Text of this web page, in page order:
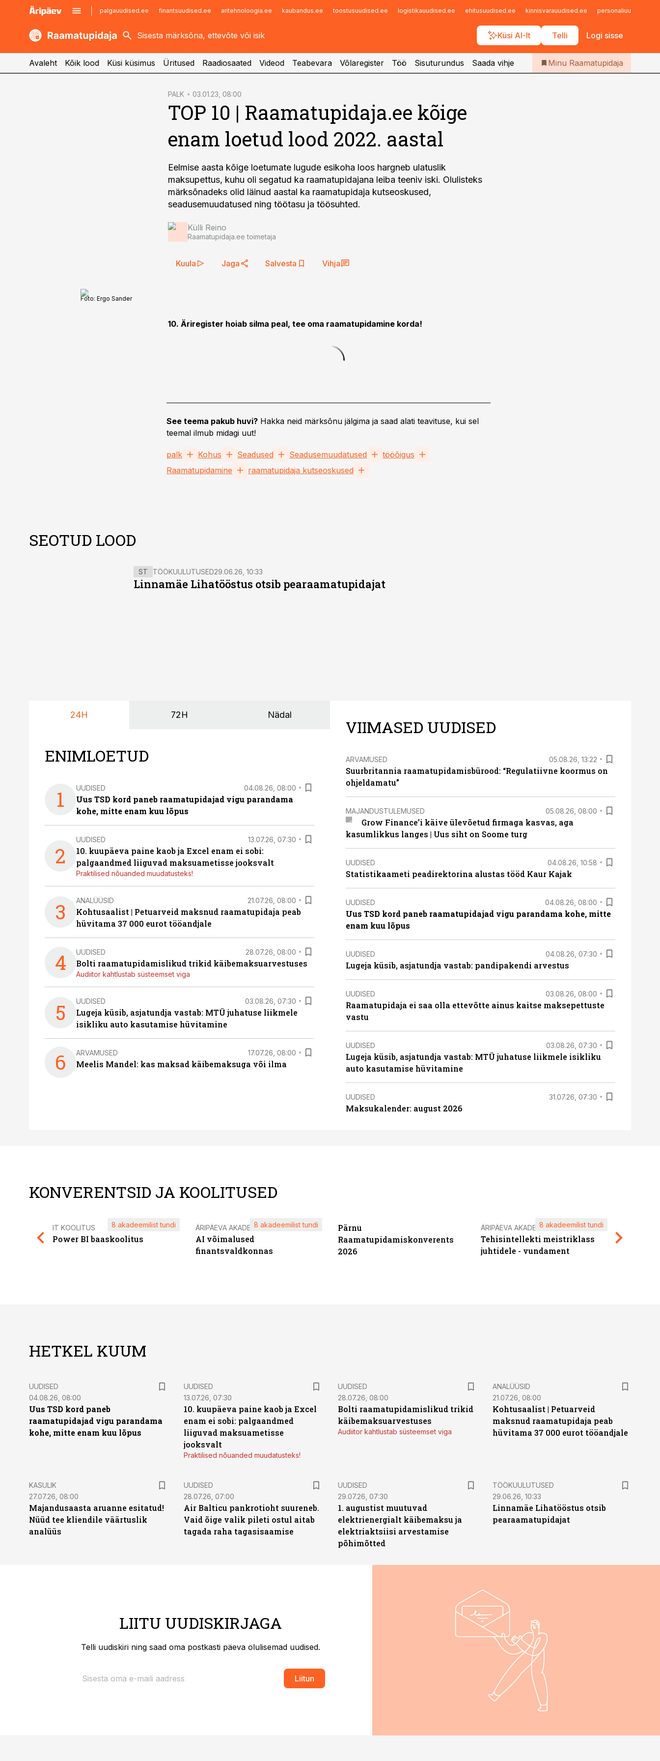
palgauudised.ee finantsuudised.ee aritehnoloogia.ee kaubandus.ee toostusuudised.ee logistikauudised.ee ehitusuudised.ee kinnisvarauudised.ee personaliuudised.ee
Küsi AI-lt Telli Logi sisse
kaubandus.ee
kinnisvarauudised.ee
imelineajalugu.ee
Infopank
Iseteenindus
Telli Raamatupidaja
Avaleht Kõik lood Küsi küsimus Üritused Raadiosaated Videod Teabevara Võlaregister Töö Sisuturundus Saada vihje Minu Raamatupidaja
PALK 03.01.23, 08:00
TOP 10 | Raamatupidaja.ee kõige
enam loetud lood 2022. aastal
Eelmise aasta kõige loetumate lugude esikoha loos hargneb ulatuslik
maksupettus, kuhu oli segatud ka raamatupidajana leiba teeniv iski. Olulisteks
märksõnadeks olid läinud aastal ka raamatupidaja kutseoskused,
seadusemuudatused ning töötasu ja töösuhted.
Külli Reino
Raamatupidaja.ee toimetaja
Kuula Jaga Salvesta Vihja
Foto: Ergo Sander
10. Äriregister hoiab silma peal, tee oma raamatupidamine korda!
See teema pakub huvi? Hakka neid märksõnu jälgima ja saad alati teavituse, kui sel
teemal ilmub midagi uut!
palk Kohus Seadused Seadusemuudatused
tööõigus
Raamatupidamine
raamatupidaja kutseoskused
SEOTUD LOOD
ST TÖÖKUULUTUSED29.06.26, 10:33
Linnamäe Lihatööstus otsib pearaamatupidajat
24H 72H Nädal
ENIMLOETUD
1 UUDISED 04.08.26, 08:00
Uus TSD kord paneb raamatupidajad vigu parandama
kohe, mitte enam kuu lõpus
2
UUDISED 13.07.26, 07:30
10. kuupäeva paine kaob ja Excel enam ei sobi:
palgaandmed liiguvad maksuametisse jooksvalt
Praktilised nõuanded muudatusteks!
3 ANALÜÜSID 21.07.26, 08:00
Kohtusaalist | Petuarveid maksnud raamatupidaja peab
hüvitama 37 000 eurot tööandjale
4 UUDISED 28.07.26, 08:00
Bolti raamatupidamislikud trikid käibemaksuarvestuses
Audiitor kahtlustab süsteemset viga
5 UUDISED 03.08.26, 07:30
Lugeja küsib, asjatundja vastab: MTÜ juhatuse liikmele
isikliku auto kasutamise hüvitamine
6 ARVAMUSED 17.07.26, 08:00
Meelis Mandel: kas maksad käibemaksuga või ilma
VIIMASED UUDISED
ARVAMUSED 05.08.26, 13:22
Suurbritannia raamatupidamisbürood: “Regulatiivne koormus on
ohjeldamatu”
MAJANDUSTULEMUSED 05.08.26, 08:00
Grow Finance’i käive ülevõetud firmaga kasvas, aga
kasumlikkus langes | Uus siht on Soome turg
UUDISED 04.08.26, 10:58
Statistikaameti peadirektorina alustas tööd Kaur Kajak
UUDISED 04.08.26, 08:00
Uus TSD kord paneb raamatupidajad vigu parandama kohe, mitte
enam kuu lõpus
UUDISED 04.08.26, 07:30
Lugeja küsib, asjatundja vastab: pandipakendi arvestus
UUDISED 03.08.26, 08:00
Raamatupidaja ei saa olla ettevõtte ainus kaitse maksepettuste
vastu
UUDISED 03.08.26, 07:30
Lugeja küsib, asjatundja vastab: MTÜ juhatuse liikmele isikliku
auto kasutamise hüvitamine
UUDISED 31.07.26, 07:30
Maksukalender: august 2026
KONVERENTSID JA KOOLITUSED
IT KOOLITUS
Power BI baaskoolitus
8 akadeemilist tundi ÄRIPÄEVA AKADEEMIA
AI võimalused
finantsvaldkonnas
8 akadeemilist tundi
Pärnu
Raamatupidamiskonverents
2026
ÄRIPÄEVA AKADEEMIA
Tehisintellekti meistriklass
juhtidele - vundament
8 akadeemilist tundi
HETKEL KUUM
UUDISED
04.08.26, 08:00
Uus TSD kord paneb
raamatupidajad vigu parandama
kohe, mitte enam kuu lõpus
UUDISED
13.07.26, 07:30
10. kuupäeva paine kaob ja Excel
enam ei sobi: palgaandmed
liiguvad maksuametisse
jooksvalt
Praktilised nõuanded muudatusteks!
UUDISED
28.07.26, 08:00
Bolti raamatupidamislikud trikid
käibemaksuarvestuses
Audiitor kahtlustab süsteemset viga
ANALÜÜSID
21.07.26, 08:00
Kohtusaalist | Petuarveid
maksnud raamatupidaja peab
hüvitama 37 000 eurot tööandjale
KASULIK
27.07.26, 08:00
Majandusaasta aruanne esitatud!
Nüüd tee kliendile väärtuslik
analüüs
UUDISED
28.07.26, 07:00
Air Balticu pankrotioht suureneb.
Vaid õige valik pileti ostul aitab
tagada raha tagasisaamise
UUDISED
29.07.26, 07:30
1. augustist muutuvad
elektrienergialt käibemaksu ja
elektriaktsiisi arvestamise
põhimõtted
ST
TÖÖKUULUTUSED
29.06.26, 10:33
Linnamäe Lihatööstus otsib
pearaamatupidajat
LIITU UUDISKIRJAGA
Telli uudiskiri ning saad oma postkasti päeva olulisemad uudised.
Liitun